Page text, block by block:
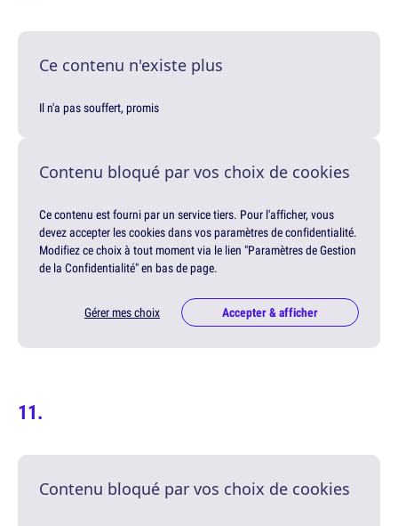
Ce contenu n'existe plus
Il n'a pas souffert, promis
Contenu bloqué par vos choix de cookies
Ce contenu est fourni par un service tiers. Pour l'afficher, vous
devez accepter les cookies dans vos paramètres de confidentialité.
Modifiez ce choix à tout moment via le lien "Paramètres de Gestion
de la Confidentialité" en bas de page.
Gérer mes choix Accepter & afficher
Contenu bloqué par vos choix de cookies